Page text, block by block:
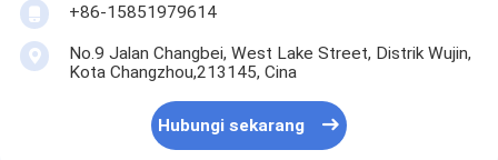
+86-15851979614
No.9 Jalan Changbei, West Lake Street, Distrik Wujin,
Kota Changzhou,213145, Cina
Hubungi sekarang